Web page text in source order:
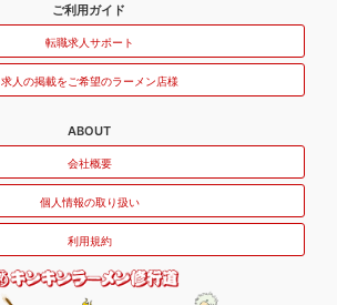
ご利用ガイド
転職求人サポート
求人の掲載をご希望のラーメン店様
ABOUT
会社概要
個人情報の取り扱い
利用規約